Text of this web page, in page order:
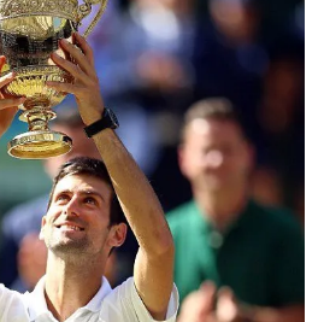
hình Việt Nam
VTV
in và báo điện tử số 483/GP-BTTTT
Thủy
Thị Mỹ Hạnh, Phạm Quốc Thắng,
931 - 024.38 355 932